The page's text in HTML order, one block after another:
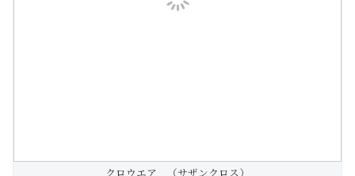
クロウエア （サザンクロス）